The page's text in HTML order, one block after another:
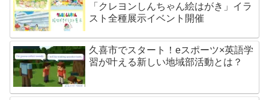
「クレヨンしんちゃん絵はがき」イラ
スト全種展示イベント開催
久喜市でスタート！eスポーツ×英語学
習が叶える新しい地域部活動とは？